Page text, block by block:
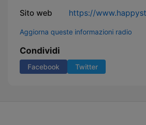
Sito web https://
Aggiorna queste informazioni radio
Condividi
Facebook Twitter